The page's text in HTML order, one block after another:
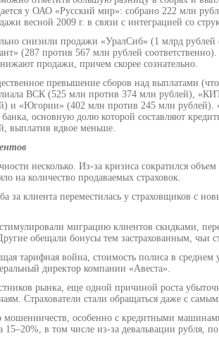
у ОАО «Русский мир»: собрано 222 млн
весной 2009 г. в связи с интеграцией со
снизили продажи «УралСиб» (1 млрд
(287 против 567 млн рублей
продажи, причем скорее сознательно.
превышение сборов над выплатами
ВСК (525 млн против 374 млн рублей),
и «Югории» (402 млн против 245 млн рублей).
основную долю которой составляют
выплатив вдвое меньше.
несколько. Из-за кризиса сократился
на количество продаваемых страховок.
за клиента переместилась у страховщиков с
миграцию клиентов скидками,
обещали бонусы тем застрахованным, чьи
тарифная война, стоимость полиса в
директор компании «Авеста».
рынка, еще одной причиной роста
Страхователи стали обращаться даже с
мошенничеств, особенно с кредитными
15–20%, в том числе из-за девальвации рубля,